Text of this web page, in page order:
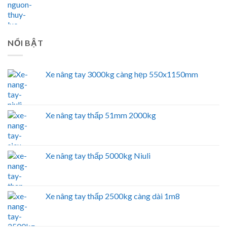
NỔI BẬT
Xe nâng tay 3000kg càng hẹp 550x1150mm
Xe nâng tay thấp 51mm 2000kg
Xe nâng tay thấp 5000kg Niuli
Xe nâng tay thấp 2500kg càng dài 1m8